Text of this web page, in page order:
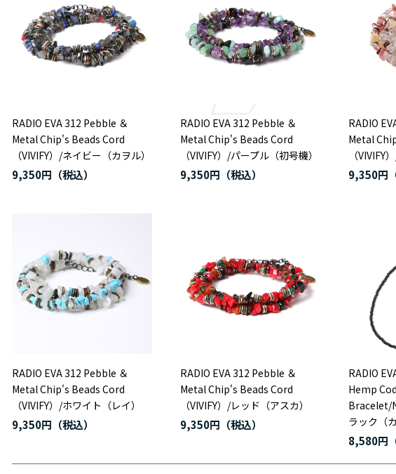
RADIO EVA 312 Pebble ＆
Metal Chip's Beads Cord
（VIVIFY）/ネイビー（カヲル）
9,350円
RADIO EVA 312 Pebble ＆
Metal Chip's Beads Cord
（VIVIFY）/パープル（初号機）
9,350円
RADIO
Metal
（VIVIFY
9,350円
RADIO EVA 312 Pebble ＆
Metal Chip's Beads Cord
（VIVIFY）/ホワイト（レイ）
9,350円
RADIO EVA 312 Pebble ＆
Metal Chip's Beads Cord
（VIVIFY）/レッド（アスカ）
9,350円
RADIO
Hemp
Bracelet/
ラック（
8,580円